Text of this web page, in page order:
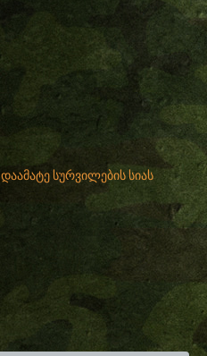
დაამატე სურვილების სიას